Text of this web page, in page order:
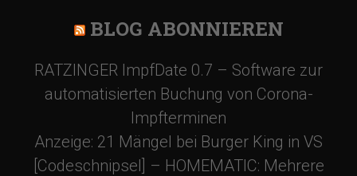
BLOG ABONNIEREN
RATZINGER ImpfDate 0.7 – Software zur
automatisierten Buchung von Corona-
Impfterminen
Anzeige: 21 Mängel bei Burger King in VS
[Codeschnipsel] – HOMEMATIC: Mehrere